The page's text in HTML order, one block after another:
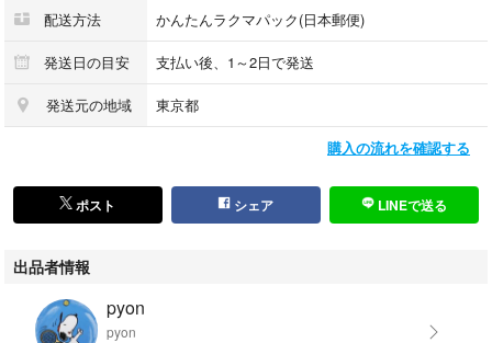
配送方法 かんたんラクマパック(日本郵便)
発送日の目安 支払い後、1～2日で発送
発送元の地域 東京都
購入の流れを確認する
ポスト シェア LINEで送る
出品者情報
pyon
pyon